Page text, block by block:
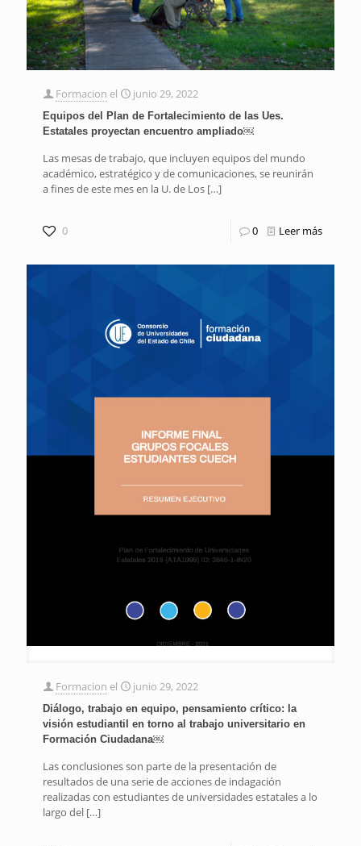
Formacion el junio 29, 2022
Equipos del Plan de Fortalecimiento de las Ues.
Estatales proyectan encuentro ampliado￼
Las mesas de trabajo, que incluyen equipos del mundo
académico, estratégico y de comunicaciones, se reunirán
a fines de este mes en la U. de Los […]
0 0 Leer más
Formacion el junio 29, 2022
Diálogo, trabajo en equipo, pensamiento crítico: la
visión estudiantil en torno al trabajo universitario en
Formación Ciudadana￼
Las conclusiones son parte de la presentación de
resultados de una serie de acciones de indagación
realizadas con estudiantes de universidades estatales a lo
largo del […]